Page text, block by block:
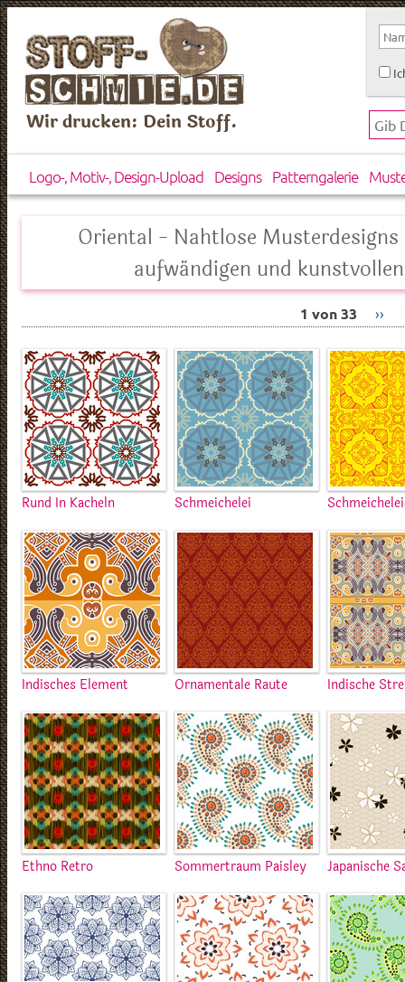
Wir drucken: Dein Stoff.
Logo-, Motiv-, Design-Upload Designs Patterngalerie
Oriental - Nahtlose
aufwändigen und
1 von 33 ››
Rund In Kacheln Schmeichelei
Indisches Element Ornamentale Raute Indische
Ethno Retro Sommertraum Paisley Japanische